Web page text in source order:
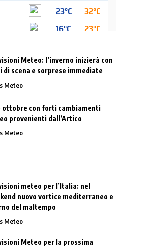
Meteo: l’inverno inizierà con
di scena e sorprese immediate
Meteo
ottobre con forti cambiamenti
provenienti dall’Artico
Meteo
meteo per l’Italia: nel
nuovo vortice mediterraneo e
del maltempo
Meteo
Meteo per la prossima